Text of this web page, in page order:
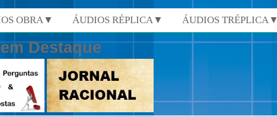
OBRA▼ ÁUDIOS RÉPLICA▼ ÁUDIOS TRÉPLICA▼
Destaque